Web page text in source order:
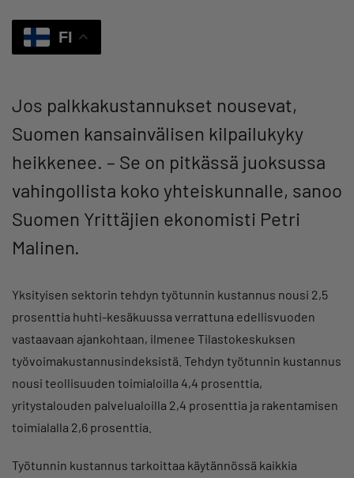
FI
Jos palkkakustannukset nousevat,
Suomen kansainvälisen kilpailukyky
heikkenee. – Se on pitkässä juoksussa
vahingollista koko yhteiskunnalle, sanoo
Suomen Yrittäjien ekonomisti Petri
Malinen.
Yksityisen sektorin tehdyn työtunnin kustannus nousi 2,5
prosenttia huhti-kesäkuussa verrattuna edellisvuoden
vastaavaan ajankohtaan, ilmenee Tilastokeskuksen
työvoimakustannusindeksistä. Tehdyn työtunnin kustannus
nousi teollisuuden toimialoilla 4,4 prosenttia,
yritystalouden palvelualoilla 2,4 prosenttia ja rakentamisen
toimialalla 2,6 prosenttia.
Työtunnin kustannus tarkoittaa käytännössä kaikkia